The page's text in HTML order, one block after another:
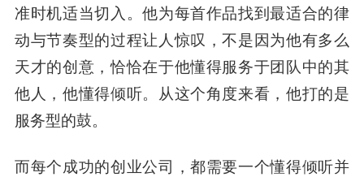
准时机适当切入。他为每首作品找到最适合的律
动与节奏型的过程让人惊叹，不是因为他有多么
天才的创意，恰恰在于他懂得服务于团队中的其
他人，他懂得倾听。从这个角度来看，他打的是
服务型的鼓。
而每个成功的创业公司，都需要一个懂得倾听并